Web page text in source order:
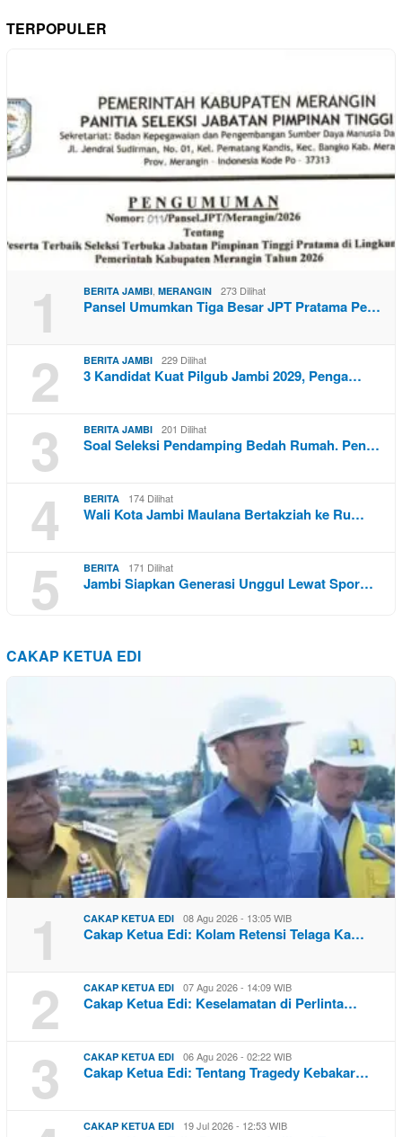
TERPOPULER
1 BERITA JAMBI MERANGIN 273 Dilihat
Pansel Umumkan Tiga Besar JPT Pratama Pe…
2 BERITA JAMBI 229 Dilihat
3 Kandidat Kuat Pilgub Jambi 2029, Penga…
3 BERITA JAMBI 201 Dilihat
Soal Seleksi Pendamping Bedah Rumah. Pen…
4 BERITA 174 Dilihat
Wali Kota Jambi Maulana Bertakziah ke Ru…
5 BERITA 171 Dilihat
Jambi Siapkan Generasi Unggul Lewat Spor…
CAKAP KETUA EDI
1 CAKAP KETUA EDI 08 Agu 2026 - 13:05 WIB
Cakap Ketua Edi: Kolam Retensi Telaga Ka…
2 CAKAP KETUA EDI 07 Agu 2026 - 14:09 WIB
Cakap Ketua Edi: Keselamatan di Perlinta…
3 CAKAP KETUA EDI 06 Agu 2026 - 02:22 WIB
Cakap Ketua Edi: Tentang Tragedy Kebakar…
CAKAP KETUA EDI 19 Jul 2026 - 12:53 WIB